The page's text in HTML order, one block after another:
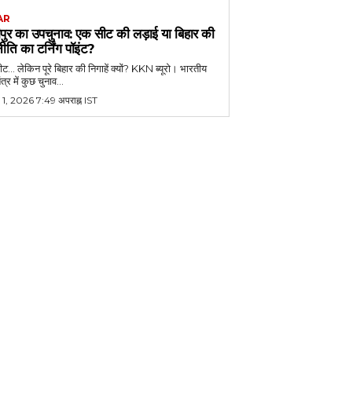
का उपचुनाव: एक सीट की लड़ाई या बिहार की
का टर्निंग पॉइंट?
लेकिन पूरे बिहार की निगाहें क्यों? KKN ब्यूरो। भारतीय
में कुछ चुनाव...
2026 7:49 अपराह्न IST